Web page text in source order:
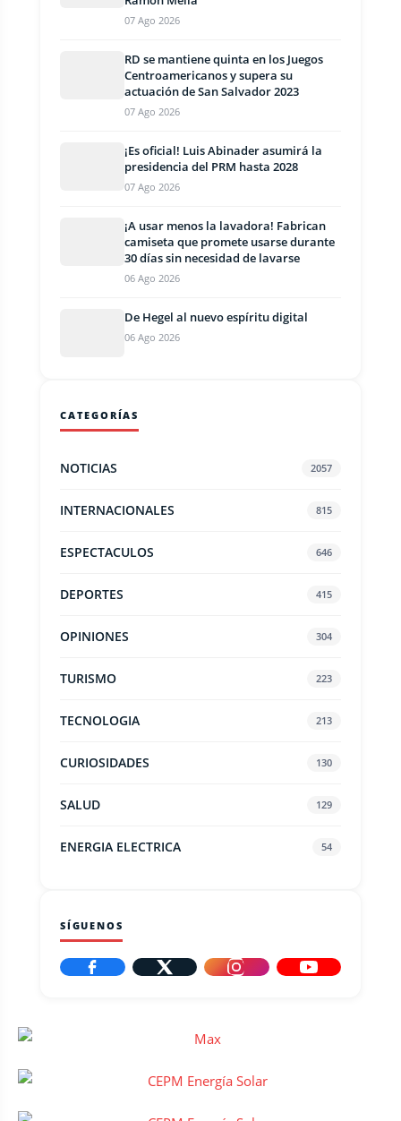
07 Ago 2026
RD se mantiene quinta en los Juegos
Centroamericanos y supera su
actuación de San Salvador 2023
07 Ago 2026
¡Es oficial! Luis Abinader asumirá la
presidencia del PRM hasta 2028
07 Ago 2026
¡A usar menos la lavadora! Fabrican
camiseta que promete usarse durante
30 días sin necesidad de lavarse
06 Ago 2026
De Hegel al nuevo espíritu digital
06 Ago 2026
CATEGORÍAS
NOTICIAS 2057
INTERNACIONALES 815
ESPECTACULOS 646
DEPORTES 415
OPINIONES 304
TURISMO 223
TECNOLOGIA 213
CURIOSIDADES 130
SALUD 129
ENERGIA ELECTRICA 54
SÍGUENOS